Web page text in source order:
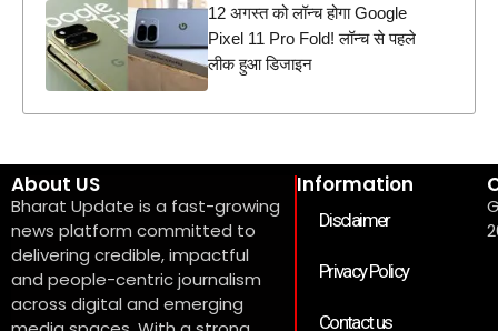
12 अगस्त को लॉन्च होगा Google
Pixel 11 Pro Fold! लॉन्च से पहले
लीक हुआ डिजाइन
About US
Bharat Update is a fast-growing
news platform committed to
delivering credible, impactful
and people-centric journalism
across digital and emerging
Information
Disclaimer
Privacy Policy
Contact us